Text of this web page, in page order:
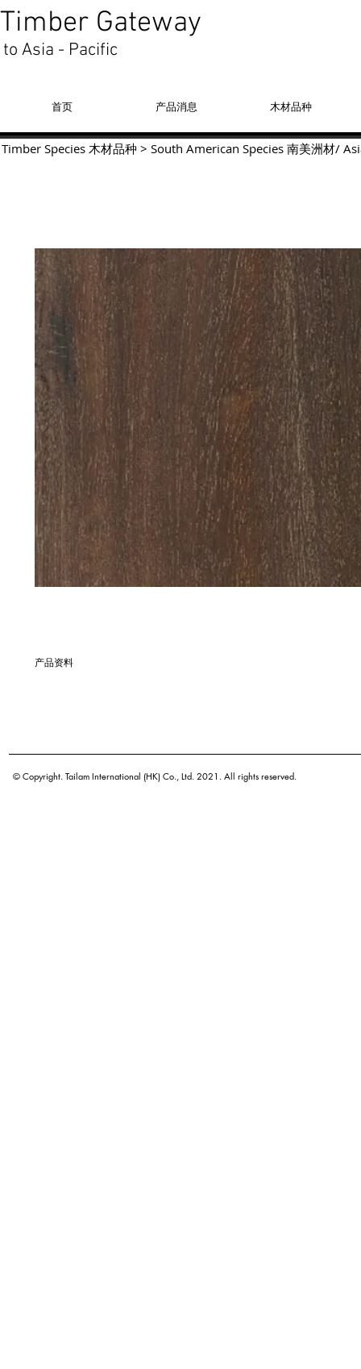
Timber Gateway
to Asia - Pacific
首页 产品消息 木材品种
产品资料
原产地
Timber Species 木材品种 > South American Species 南美洲材/
© Copyright. Tailam International (HK) Co., Ltd. 2021. All rights reserved.